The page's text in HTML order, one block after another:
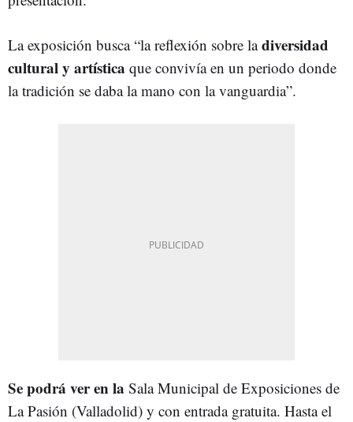
La exposición busca “la reflexión sobre ladiversidad
cultural y artística que convivía en un periodo donde
la tradición se daba la mano con la vanguardia”.
Se podrá ver en la Sala Municipal de Exposiciones de
La Pasión (Valladolid) y con entrada gratuita. Hasta el